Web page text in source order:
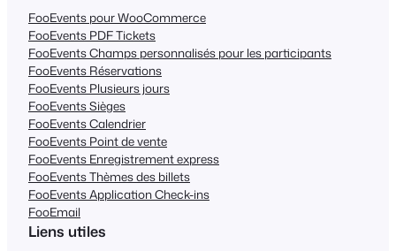
FooEvents pour WooCommerce
FooEvents PDF Tickets
FooEvents Champs personnalisés pour les participants
FooEvents Réservations
FooEvents Plusieurs jours
FooEvents Sièges
FooEvents Calendrier
FooEvents Point de vente
FooEvents Enregistrement express
FooEvents Thèmes des billets
FooEvents Application Check-ins
FooEmail
Liens utiles